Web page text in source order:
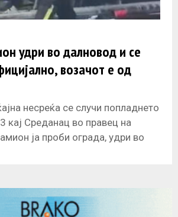
удри во далновод и се
возачот е од
несреќа се случи попладнето
кај Среданац во правец на
ja проби ограда, удри во